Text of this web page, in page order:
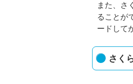
また、さ
ることが
ードして
さく